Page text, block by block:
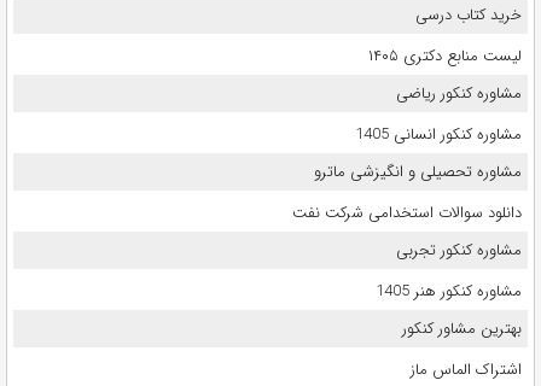
خرید کتاب درسی
لیست منابع دکتری ۱۴۰۵
مشاوره کنکور ریاضی
مشاوره کنکور انسانی 1405
مشاوره تحصیلی و انگیزشی ماترو
دانلود سوالات استخدامی شرکت نفت
مشاوره کنکور تجربی
مشاوره کنکور هنر 1405
بهترین مشاور کنکور
اشتراک الماس ماز